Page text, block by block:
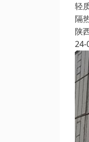
轻
隔
陕
24-